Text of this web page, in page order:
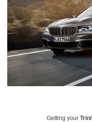
Getting your